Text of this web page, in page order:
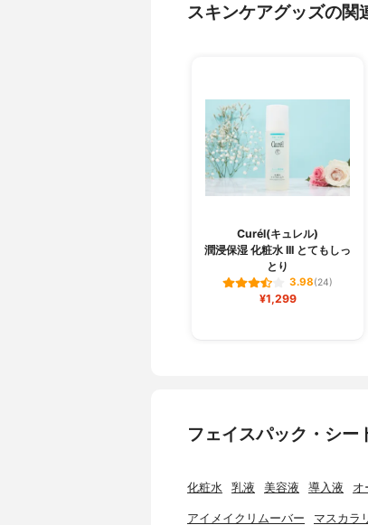
スキンケアグッズの関
Curél(キュレル)
潤浸保湿 化粧水 III とてもしっ
とり
3.98(24)
¥1,299
フェイスパック・シー
化粧水 乳液 美容液 導入液 オ
アイメイクリムーバー マスカラ